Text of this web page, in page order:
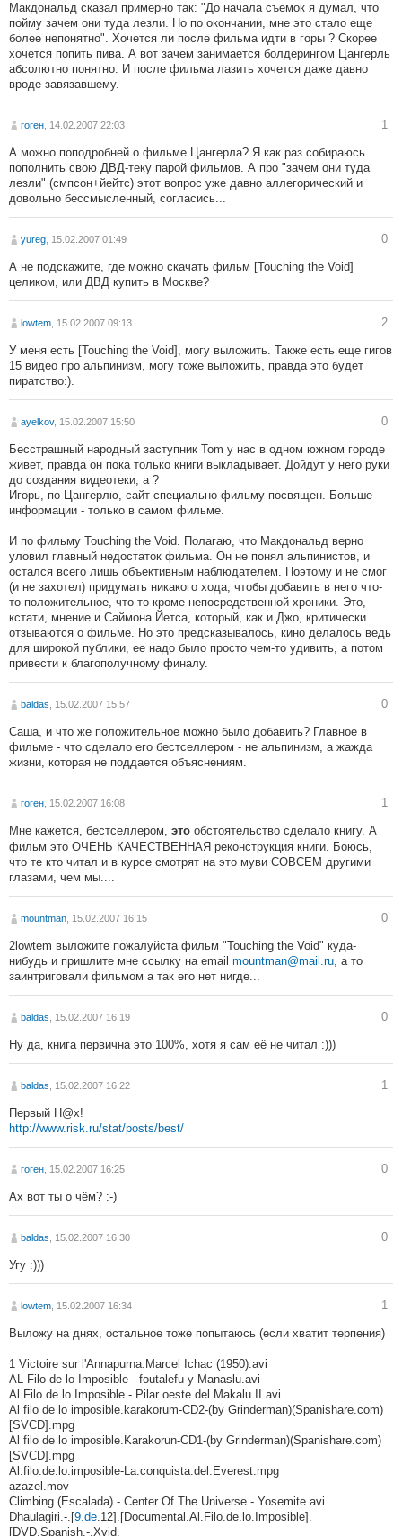
Макдональд сказал примерно так: "До начала съемок я думал, что
пойму зачем они туда лезли. Но по окончании, мне это стало еще
более непонятно". Хочется ли после фильма идти в горы ? Скорее
хочется попить пива. А вот зачем занимается болдерингом Цангерль
абсолютно понятно. И после фильма лазить хочется даже давно
вроде завязавшему.
гоген , 14.02.2007 22:03 1
А можно поподробней о фильме Цангерла? Я как раз собираюсь
пополнить свою ДВД-теку парой фильмов. А про "зачем они туда
лезли" (смпсон+йейтс) этот вопрос уже давно аллегорический и
довольно бессмысленный, согласись...
yureg , 15.02.2007 01:49 0
А не подскажите, где можно скачать фильм [Touching the Void]
целиком, или ДВД купить в Москве?
lowtem , 15.02.2007 09:13 2
У меня есть [Touching the Void], могу выложить. Также есть еще гигов
15 видео про альпинизм, могу тоже выложить, правда это будет
пиратcтво:).
ayelkov, 15.02.2007 15:50 0
Бесстрашный народный заступник Tom у нас в одном южном городе
живет, правда он пока только книги выкладывает. Дойдут у него руки
до создания видеотеки, а ?
Игорь, по Цангерлю, сайт специально фильму посвящен. Больше
информации - только в самом фильме.
И по фильму Touching the Void. Полагаю, что Макдональд верно
уловил главный недостаток фильма. Он не понял альпинистов, и
остался всего лишь объективным наблюдателем. Поэтому и не смог
(и не захотел) придумать никакого хода, чтобы добавить в него что-
то положительное, что-то кроме непосредственной хроники. Это,
кстати, мнение и Саймона Йетса, который, как и Джо, критически
отзываются о фильме. Но это предсказывалось, кино делалось ведь
для широкой публики, ее надо было просто чем-то удивить, а потом
привести к благополучному финалу.
baldas , 15.02.2007 15:57 0
Саша, и что же положительное можно было добавить? Главное в
фильме - что сделало его бестселлером - не альпинизм, а жажда
жизни, которая не поддается объяснениям.
гоген , 15.02.2007 16:08 1
Мне кажется, бестселлером, это обстоятельство сделало книгу. А
фильм это ОЧЕНЬ КАЧЕСТВЕННАЯ реконструкция книги. Боюсь,
что те кто читал и в курсе смотрят на это муви СОВСЕМ другими
глазами, чем мы....
mountman , 15.02.2007 16:15 0
2lowtem выложите пожалуйста фильм "Touching the Void" куда-
нибудь и пришлите мне ссылку на email mountman@mail.ru, а то
заинтриговали фильмом а так его нет нигде...
baldas , 15.02.2007 16:19 0
Ну да, книга первична это 100%, хотя я сам её не читал :)))
baldas , 15.02.2007 16:22 1
Первый Н@х!
http://www.risk.ru/stat/posts/best/
гоген , 15.02.2007 16:25 0
Ах вот ты о чём? :-)
baldas , 15.02.2007 16:30 0
Угу :)))
lowtem , 15.02.2007 16:34 1
Выложу на днях, остальное тоже попытаюсь (если хватит терпения)
1 Victoire sur l'Annapurna.Marcel Ichac (1950).avi
AL Filo de lo Imposible - foutalefu y Manaslu.avi
Al Filo de lo Imposible - Pilar oeste del Makalu II.avi
Al filo de lo imposible.karakorum-CD2-(by Grinderman)(Spanishare.com)
[SVCD].mpg
Al filo de lo imposible.Karakorun-CD1-(by Grinderman)(Spanishare.com)
[SVCD].mpg
Al.filo.de.lo.imposible-La.conquista.del.Everest.mpg
azazel.mov
Climbing (Escalada) - Center Of The Universe - Yosemite.avi
Dhaulagiri.-.[9.de.12].[Documental.Al.Filo.de.lo.Imposible].
[DVD.Spanish.-.Xvid.